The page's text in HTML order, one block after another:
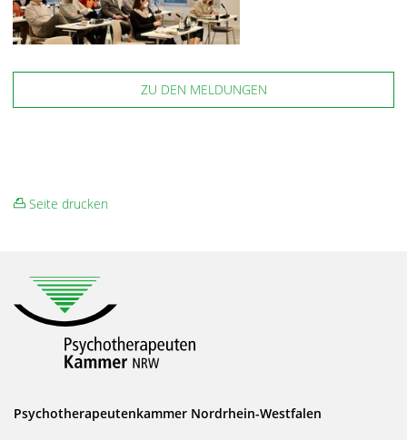
ZU DEN MELDUNGEN
Seite drucken
Psychotherapeutenkammer Nordrhein-Westfalen